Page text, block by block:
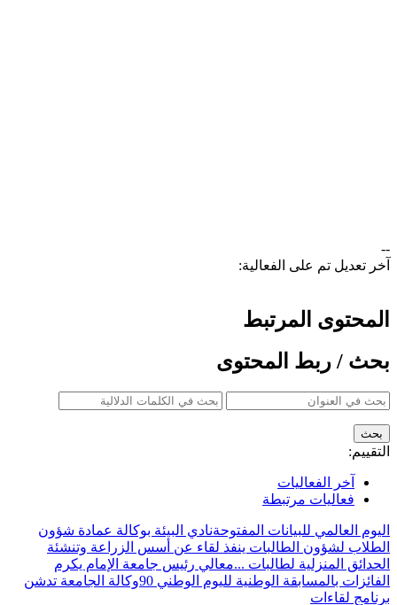
--
آخر تعديل تم على الفعالية:
المحتوى المرتبط
بحث / ربط المحتوى
التقييم:
آخر الفعاليات
فعاليات مرتبطة
اليوم العالمي للبيانات المفتوحةنادي البيئة بوكالة عمادة شؤون
الطلاب لشؤون الطالبات ينفذ لقاء عن أسس الزراعة وتنشئة
الحدائق المنزلية لطالبات ...معالي رئيس جامعة الإمام يكرم
الفائزات بالمسابقة الوطنية لليوم الوطني 90
وكالة الجامعة تدشن
برنامج لقاءات